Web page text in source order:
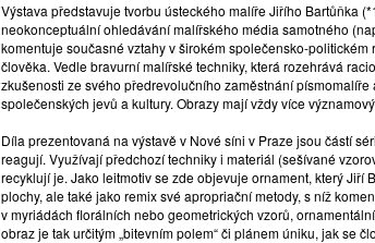
Výstava představuje tvorbu ústeckého malíře Jiřího Bartůňka
neokonceptuální ohledávání malířského média samotného
komentuje současné vztahy v širokém společensko-
člověka. Vedle bravurní malířské techniky, která rozehrává
zkušenosti ze svého předrevolučního zaměstnání
společenských jevů a kultury. Obrazy mají vždy více
Díla prezentovaná na výstavě v Nové síni v Praze jsou částí
reagují. Využívají předchozí techniky i materiál (sešívané
recyklují je. Jako leitmotiv se zde objevuje ornament, který
plochy, ale také jako remix své apropriační metody, s níž
v myriádách florálních nebo geometrických vzorů,
obraz je tak určitým „bitevním polem“ či plánem úniku, jak se